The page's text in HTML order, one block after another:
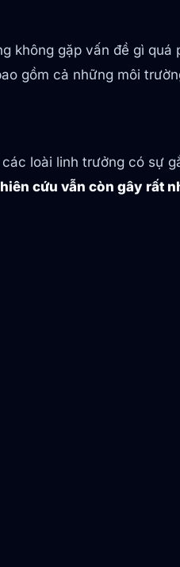
không gặp vấn đề gì
gồm cả những môi
loài linh trưởng có sự
cứu vẫn còn gây rất